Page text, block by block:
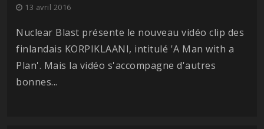
13 avril 2016
Nuclear Blast présente le nouveau vidéo clip des
finlandais KORPIKLAANI, intitulé 'A Man with a
Plan'. Mais la vidéo s'accompagne d'autres
bonnes...